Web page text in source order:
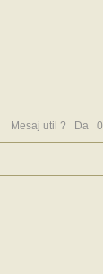
Mesaj util ? Da 0